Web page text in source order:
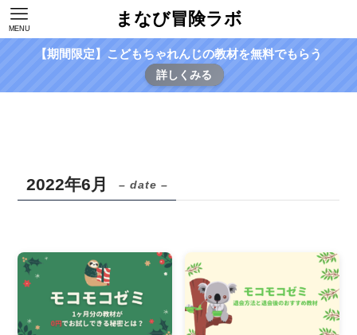
まなび冒険ラボ
MENU
【期間限定】こどもちゃれんじの教材を無料でもらう
詳しくみる
2022年6月 – date –